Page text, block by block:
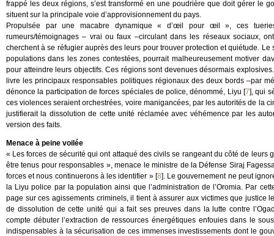
frappé les deux régions, s’est transformé en une poudrière que doit gérer le
situent sur la principale voie d’approvisionnement du pays.
Propulsée par une macabre dynamique « d’œil pour œil », ces
rumeurs/témoignages – vrai ou faux –circulant dans les réseaux sociaux,
cherchent à se réfugier auprès des leurs pour trouver protection et quiétude.
populations dans les zones contestées, pourrait malheureusement motiver
pour atteindre leurs objectifs. Ces régions sont devenues désormais
livre les principaux responsables politiques régionaux des deux bords –par
dénonce la participation de forces spéciales de police, dénommé, Liyu [7], qui
ces violences seraient orchestrées, voire manigancées, par les autorités de la
justifierait la dissolution de cette unité réclamée avec véhémence par les
version des faits.
Menace à peine voilée
« Les forces de sécurité qui ont attaqué des civils se rangeant du côté de
être tenus pour responsables », menace le ministre de la Défense Siraj
forces et nous continuerons à les identifier »[8]. Le gouvernement ne peut
la Liyu police par la population ainsi que l’administration de l’Oromia. Par
page sur ces agissements criminels, il tient à assurer aux victimes que justice
de dissolution de cette unité qui a fait ses preuves dans la lutte contre
compte débuter l’extraction de ressources énergétiques enfouies dans le
indispensables à la sécurisation de ces immenses investissements dont le